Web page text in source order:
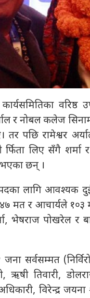
र नोबल कलेज
तर पछि रामेश्वर
लिए सँगै शर्मा
भएका छन् ।
पदका लागि आवश्यक
मत र आचार्यले
भेषराज पोखरेल र
सर्वसम्मत
ऋषी तिवारी,
विरेन्द्र